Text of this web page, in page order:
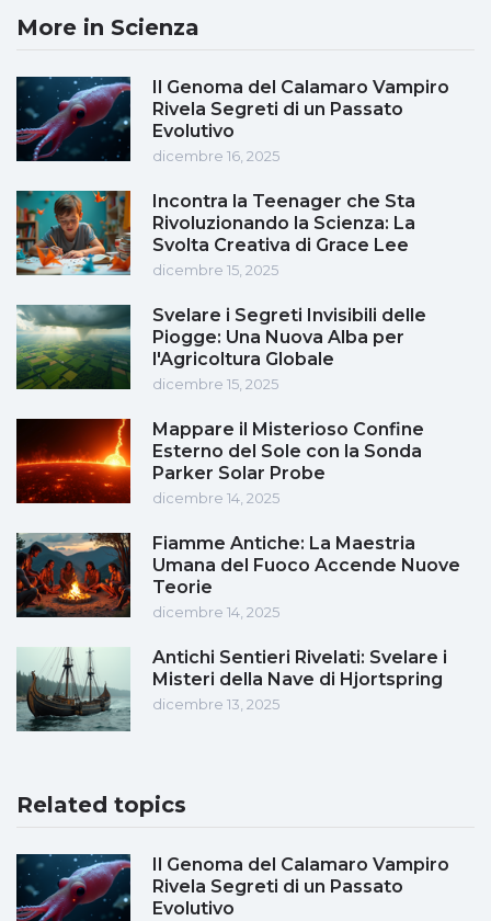
More in Scienza
Il Genoma del Calamaro Vampiro
Rivela Segreti di un Passato
Evolutivo
dicembre 16, 2025
Incontra la Teenager che Sta
Rivoluzionando la Scienza: La
Svolta Creativa di Grace Lee
dicembre 15, 2025
Svelare i Segreti Invisibili delle
Piogge: Una Nuova Alba per
l'Agricoltura Globale
dicembre 15, 2025
Mappare il Misterioso Confine
Esterno del Sole con la Sonda
Parker Solar Probe
dicembre 14, 2025
Fiamme Antiche: La Maestria
Umana del Fuoco Accende Nuove
Teorie
dicembre 14, 2025
Antichi Sentieri Rivelati: Svelare i
Misteri della Nave di Hjortspring
dicembre 13, 2025
Related topics
Il Genoma del Calamaro Vampiro
Rivela Segreti di un Passato
Evolutivo